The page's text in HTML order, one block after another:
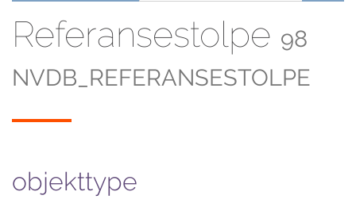
Referansestolpe 98
NVDB_REFERANSESTOLPE
objekttype